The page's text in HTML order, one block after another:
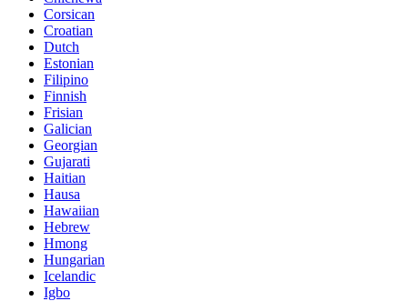
Corsican
Croatian
Dutch
Estonian
Filipino
Finnish
Frisian
Galician
Georgian
Gujarati
Haitian
Hausa
Hawaiian
Hebrew
Hmong
Hungarian
Icelandic
Igbo